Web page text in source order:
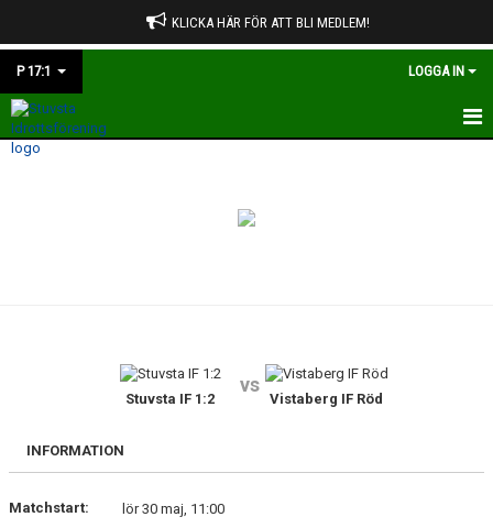
KLICKA HÄR FÖR ATT BLI MEDLEM!
P 17:1 LOGGA IN
HEM
DOKUMENT
Stuvsta IF 1:2
vs
Vistaberg IF Röd
INFORMATION
Matchstart:
lör 30 maj, 11:00